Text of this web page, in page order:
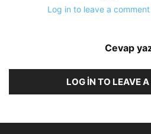
Log in to leave a comment
Cevap
LOG IN TO LEAVE